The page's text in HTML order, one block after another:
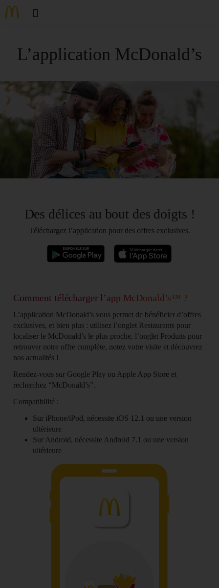
L’application McDonald’s
Des délices au bout des doigts !
Téléchargez l’application pour des offres exclusives.
Comment télécharger l’app McDonald’s™ ?
L’application McDonald’s vous permet de bénéficier d’offres
exclusives, et bien plus : utilisez l’onglet Restaurants pour
localiser le McDonald’s le plus proche, l’onglet Produits pour
retrouver notre offre complète, notez votre visite et découvrez
nos actualités !
Rendez-vous sur Google Play ou Apple App Store et
recherchez “McDonald’s”.
Compatibilité :
Sur iPhone/iPod, nécessite iOS 12.1 ou une version
ultérieure
Sur Android, nécessite Android 7.1 ou une version
ultérieure